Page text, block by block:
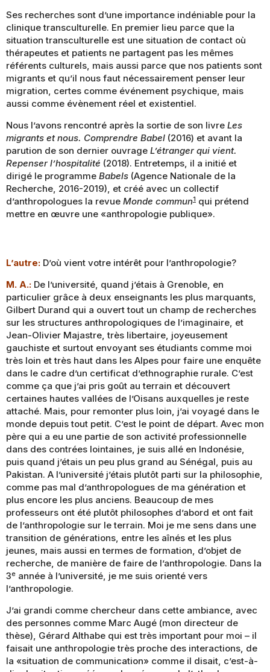
Ses recherches sont d’une importance indéniable pour la
clinique transculturelle. En premier lieu parce que la
situation transculturelle est une situation de contact où
thérapeutes et patients ne partagent pas les mêmes
référents culturels, mais aussi parce que nos patients sont
migrants et qu’il nous faut nécessairement penser leur
migration, certes comme événement psychique, mais
aussi comme évènement réel et existentiel.
Nous l’avons rencontré après la sortie de son livre Les
migrants et nous. Comprendre Babel (2016) et avant la
parution de son dernier ouvrage L’étranger qui vient.
Repenser l’hospitalité (2018). Entretemps, il a initié et
dirigé le programme Babels (Agence Nationale de la
Recherche, 2016-2019), et créé avec un collectif
d’anthropologues la revue Monde commun1 qui prétend
mettre en œuvre une «anthropologie publique».
L’autre: D’où vient votre intérêt pour l’anthropologie?
M. A.: De l’université, quand j’étais à Grenoble, en
particulier grâce à deux enseignants les plus marquants,
Gilbert Durand qui a ouvert tout un champ de recherches
sur les structures anthropologiques de l’imaginaire, et
Jean-Olivier Majastre, très libertaire, joyeusement
gauchiste et surtout envoyant ses étudiants comme moi
très loin et très haut dans les Alpes pour faire une enquête
dans le cadre d’un certificat d’ethnographie rurale. C’est
comme ça que j’ai pris goût au terrain et découvert
certaines hautes vallées de l’Oisans auxquelles je reste
attaché. Mais, pour remonter plus loin, j’ai voyagé dans le
monde depuis tout petit. C’est le point de départ. Avec mon
père qui a eu une partie de son activité professionnelle
dans des contrées lointaines, je suis allé en Indonésie,
puis quand j’étais un peu plus grand au Sénégal, puis au
Pakistan. A l’université j’étais plutôt parti sur la philosophie,
comme pas mal d’anthropologues de ma génération et
plus encore les plus anciens. Beaucoup de mes
professeurs ont été plutôt philosophes d’abord et ont fait
de l’anthropologie sur le terrain. Moi je me sens dans une
transition de générations, entre les aînés et les plus
jeunes, mais aussi en termes de formation, d’objet de
recherche, de manière de faire de l’anthropologie. Dans la
3e année à l’université, je me suis orienté vers
l’anthropologie.
J’ai grandi comme chercheur dans cette ambiance, avec
des personnes comme Marc Augé (mon directeur de
thèse), Gérard Althabe qui est très important pour moi – il
faisait une anthropologie très proche des interactions, de
la «situation de communication» comme il disait, c’est-à-